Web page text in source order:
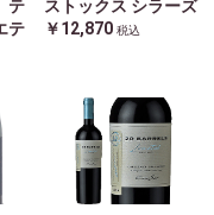
テ
テ
ストックス シラーズ
￥12,870 税込